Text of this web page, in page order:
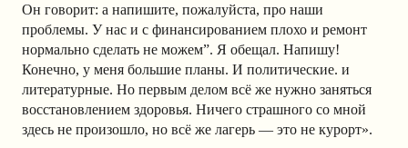
Он говорит: а напишите, пожалуйста, про наши
проблемы. У нас и с финансированием плохо и ремонт
нормально сделать не можем”. Я обещал. Напишу!
Конечно, у меня большие планы. И политические. и
литературные. Но первым делом всё же нужно заняться
восстановлением здоровья. Ничего страшного со мной
здесь не произошло, но всё же лагерь — это не курорт».